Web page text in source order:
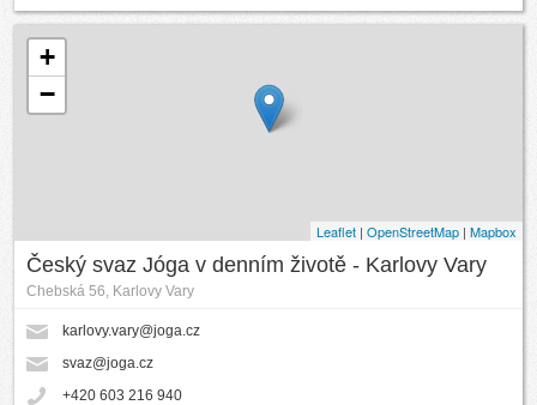
+
−
Leaflet | OpenStreetMap | Mapbox
Český svaz Jóga v denním životě - Karlovy Vary
Chebská 56, Karlovy Vary
karlovy.vary@joga.cz
svaz@joga.cz
+420 603 216 940